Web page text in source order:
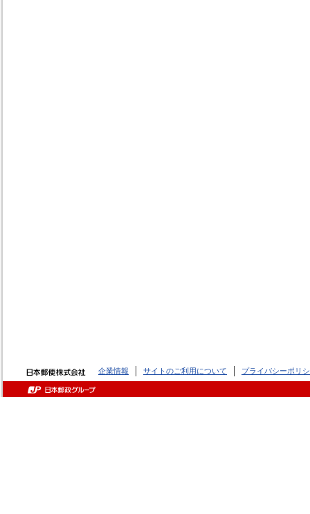
企業情報 サイトのご利用について プライバシーポリ